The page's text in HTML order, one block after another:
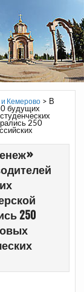
и Кемерово> В
будущих
250
250